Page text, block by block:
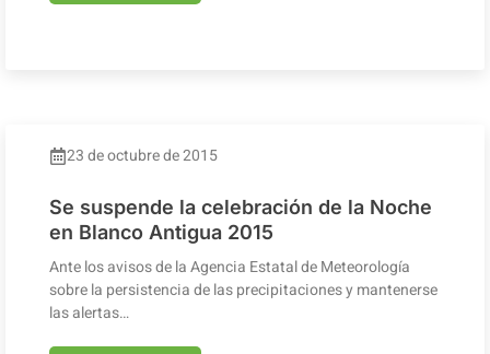
23 de octubre de 2015
Se suspende la celebración de la Noche
en Blanco Antigua 2015
Ante los avisos de la Agencia Estatal de Meteorología
sobre la persistencia de las precipitaciones y mantenerse
las alertas…